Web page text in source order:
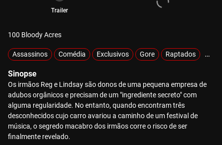
Trailer
100 Bloody Acres
Assassinos Comédia Exclusivos Gore Raptados
Sinopse
Os irmãos Reg e Lindsay são donos de uma pequena empresa de
adubos orgânicos e precisam de um "ingrediente secreto" com
alguma regularidade. No entanto, quando encontram três
desconhecidos cujo carro avariou a caminho de um festival de
música, o segredo macabro dos irmãos corre o risco de ser
finalmente revelado.